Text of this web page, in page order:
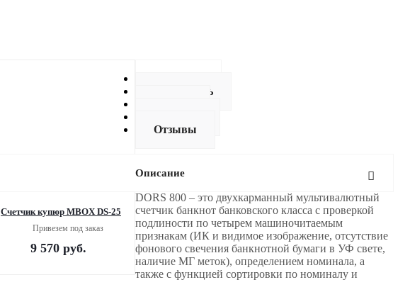
Счетчик купюр MBOX DS-25
Привезем под заказ
9 570 руб.
Как купить
Отзывы
Описание
DORS 800 – это двухкарманный мультивалютный
счетчик банкнот банковского класса с проверкой
подлиности по четырем машиночитаемым
признакам (ИК и видимое изображение, отсутствие
фонового свечения банкнотной бумаги в УФ свете,
наличие МГ меток), определением номинала, а
также с функцией сортировки по номиналу и